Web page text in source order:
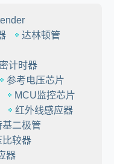
达林顿管
计时器
参考电压芯片
MCU监控芯片
红外线感应器
基二极管
比较器
器